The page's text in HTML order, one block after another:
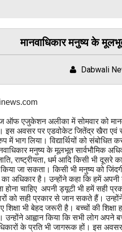
मानवाधिकार मनुष्य के
Dabwali
ऑफ एजुकेशन अलीका में सोमवार को
इस अवसर पर एडवोकेट जितेंद्र खैरा एवं
में भाग लिया। विद्यार्थियों को संबोधित
मनुष्य के मूलभूत सार्वभौमिक
राष्ट्रीयता, धर्म आदि किसी भी दूसरे
जा सकता। किसी भी मनुष्य को
अधिकार है। उन्होंने कहा कि हमें
होना चाहिए अपनी ड्यूटी भी हमें सही
को सही प्रकार से जान सकते हैं।
शिक्षा भी बेहद जरूरी है। बच्चों की शिक्षा
उन्होंने आह्वान किया कि सभी लोग अपने
के प्रति भी जागरूक हों। इस